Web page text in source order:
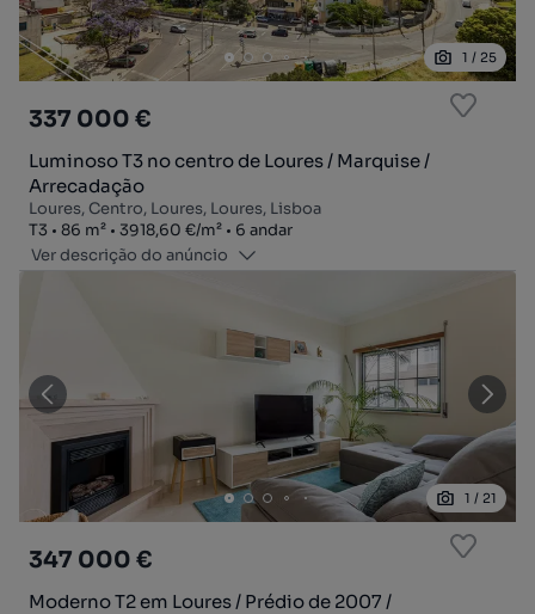
1 / 25
337 000 €
Luminoso T3 no centro de Loures / Marquise /
Arrecadação
Loures, Centro, Loures, Loures, Lisboa
Tipologia
T3
Zona86 m²
Preço por metro quadrado
3918,60 €/m²
Andar
6 andar
Ver descrição do anúncio
1 / 21
347 000 €
Moderno T2 em Loures / Prédio de 2007 /